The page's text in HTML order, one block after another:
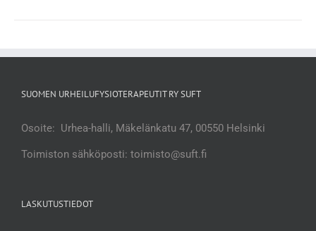
SUOMEN URHEILUFYSIOTERAPEUTIT RY SUFT
Osoite: Urhea-halli, Mäkelänkatu 47, 00550 Helsinki
Toimiston sähköposti: toimisto@suft.fi
LASKUTUSTIEDOT